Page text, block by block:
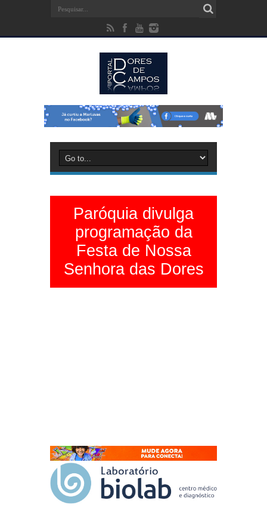
Paróquia divulga
programação da
Festa de Nossa
Senhora das Dores